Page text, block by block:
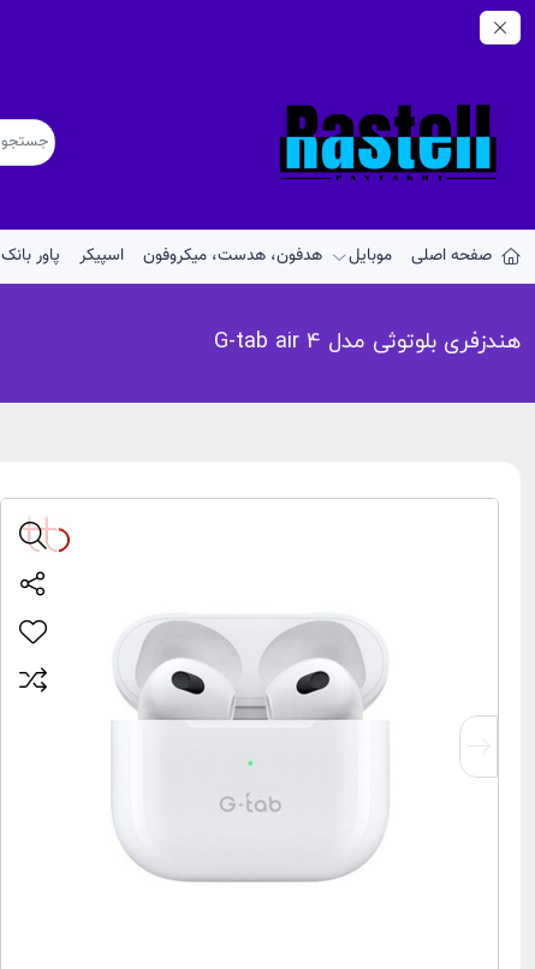
صفحه اصلی موبایل هدفون، هدست، میکروفون اسپیکر پاور بانک
هندزفری بلوتوثی مدل G-tab air 4